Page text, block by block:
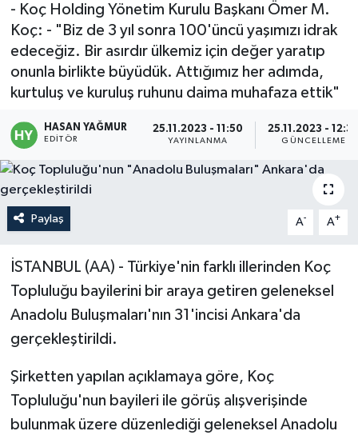
- Koç Holding Yönetim Kurulu Başkanı Ömer M.
Koç: - "Biz de 3 yıl sonra 100'üncü yaşımızı idrak
edeceğiz. Bir asırdır ülkemiz için değer yaratıp
onunla birlikte büyüdük. Attığımız her adımda,
kurtuluş ve kuruluş ruhunu daima muhafaza ettik"
HASAN YAĞMUR
EDITÖR
25.11.2023 - 11:50
YAYINLANMA
25.11.2023 -
GÜNCELLEME
Paylaş A- A+
İSTANBUL (AA) - Türkiye'nin farklı illerinden Koç
Topluluğu bayilerini bir araya getiren geleneksel
Anadolu Buluşmaları'nın 31'incisi Ankara'da
gerçekleştirildi.
Şirketten yapılan açıklamaya göre, Koç
Topluluğu'nun bayileri ile görüş alışverişinde
bulunmak üzere düzenlediği geleneksel Anadolu
Kadın
Kültür & Sanat
Magazin
Politika
Sağlık
Spor
Teknoloji
Tüm Manşetler
Son Dakika Haberleri
Haber Arşivi